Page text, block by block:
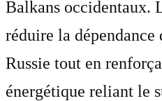
Balkans occidentaux.
réduire la dépendance
Russie tout en
énergétique reliant le